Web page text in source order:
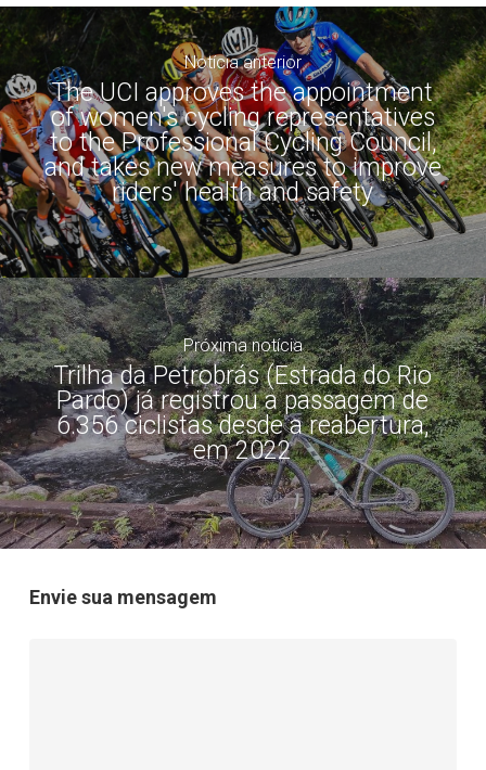
Notícia anterior
The UCI approves the appointment
of women's cycling representatives
to the Professional Cycling Council,
and takes new measures to improve
riders' health and safety
Próxima notícia
Trilha da Petrobrás (Estrada do Rio
Pardo) já registrou a passagem de
6.356 ciclistas desde a reabertura,
em 2022
Envie sua mensagem